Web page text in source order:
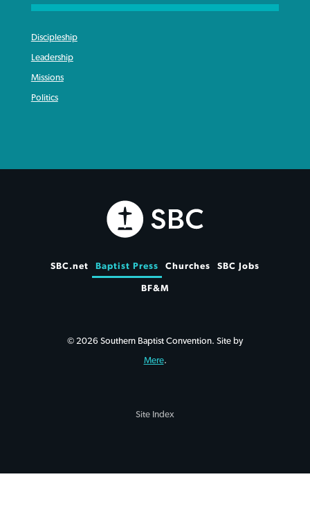
Discipleship
Leadership
Missions
Politics
SBC.net Baptist Press Churches SBC Jobs
BF&M
© 2026 Southern Baptist Convention. Site by
Mere.
Site Index